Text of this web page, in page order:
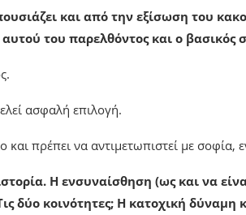
και από την εξίσωση του
του παρελθόντος και ο βασικός
ασφαλή επιλογή.
και πρέπει να αντιμετωπιστεί με
Η ενσυναίσθηση (ως και να
δύο κοινότητες; Η κατοχική δύναμη